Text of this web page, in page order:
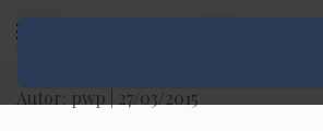
Autor: pwp | 27/03/2015